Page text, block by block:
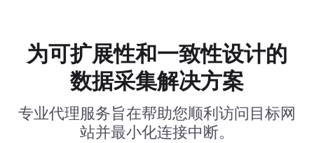
为可扩展性和一致性设计的
数据采集解决方案
专业代理服务旨在帮助您顺利访问目标网
站并最小化连接中断。